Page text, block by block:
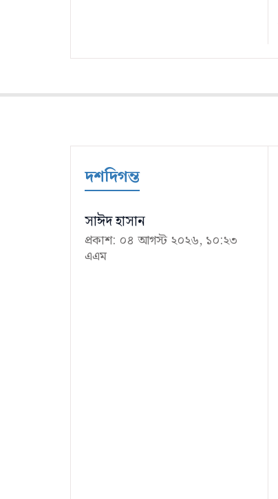
দশদিগন্ত
সাঈদ হাসান
প্রকাশ: ০৪ আগস্ট ২০২৬, ১০:২৩
এএম